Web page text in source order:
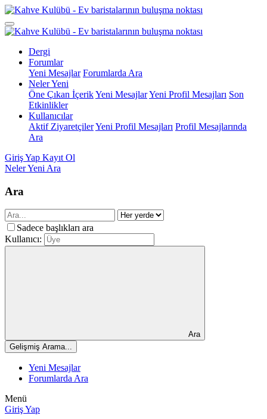
Dergi
Forumlar
Yeni Mesajlar Forumlarda Ara
Neler Yeni
Öne Çıkan İçerikYeni MesajlarYeni Profil Mesajları Son
Etkinlikler
Kullanıcılar
Aktif ZiyaretçilerYeni Profil Mesajları Profil Mesajlarında
Ara
Giriş Yap Kayıt Ol
Neler Yeni Ara
Ara
Sadece başlıkları ara
Kullanıcı:
Ara
Gelişmiş Arama...
Yeni Mesajlar
Forumlarda Ara
Menü
Giriş Yap